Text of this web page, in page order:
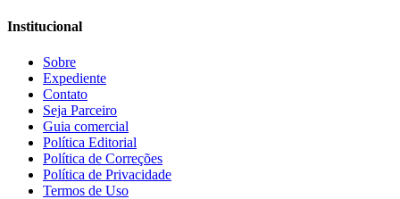
Institucional
Sobre
Expediente
Contato
Seja Parceiro
Guia comercial
Política Editorial
Política de Correções
Política de Privacidade
Termos de Uso